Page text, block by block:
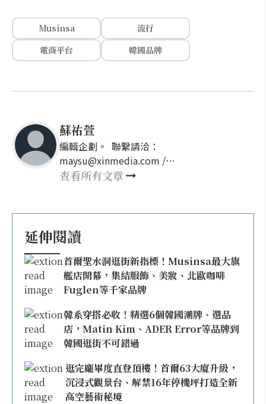
Musinsa
流行
電商平台
韓國品牌
蘇祐萱
編輯企劃。 聯繫請洽：
maysu@xinmedia.com /
may860527@gmail.com
查看所有文章
延伸閱讀
首爾聖水洞逛街新指標！Musinsa最大旗
艦店開幕，集結服飾、美妝、北歐咖啡
Fuglen等千家品牌
韓系穿搭必收！精選6個韓國潮牌、選品
店，Matin Kim、ADER Error等品牌到
韓國逛街不可錯過
逛完龐畢度直登頂樓！首爾63大廈升級，
沉浸式觀景台、解禁16年停機坪打造全新
高空藝術秘境